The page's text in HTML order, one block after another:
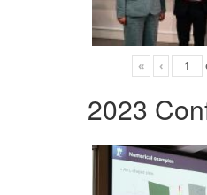
« ‹
2023